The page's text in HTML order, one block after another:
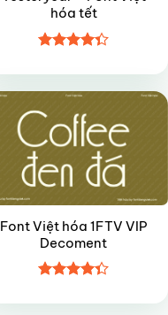
hóa tết
hạng4.35
5 sao
Font Việt hóa 1FTV VIP
Decoment
hạng4.35